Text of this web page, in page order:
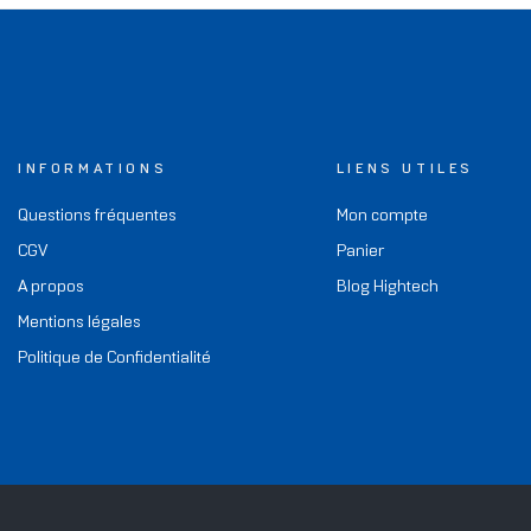
INFORMATIONS
Questions fréquentes
CGV
A propos
Mentions légales
Politique de Confidentialité
LIENS UTILES
Mon compte
Panier
Blog Hightech